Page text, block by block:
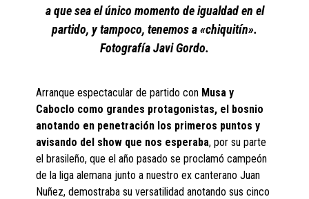
a que sea el único momento de igualdad en el
partido, y tampoco, tenemos a «chiquitín».
Fotografía Javi Gordo.
Arranque espectacular de partido con Musa y
Caboclo como grandes protagonistas, el bosnio
anotando en penetración los primeros puntos y
avisando del show que nos esperaba, por su parte
el brasileño, que el año pasado se proclamó campeón
de la liga alemana junto a nuestro ex canterano Juan
Nuñez, demostraba su versatilidad anotando sus cinco